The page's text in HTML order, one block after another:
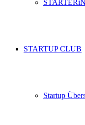
STARTUP CLUB
Startup